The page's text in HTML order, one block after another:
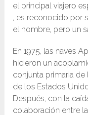
el principal viajero
, es reconocido por
el hombre, pero un
En 1975, las naves
hicieron un
conjunta primaria
de los Estados
Después, con la
colaboración entre